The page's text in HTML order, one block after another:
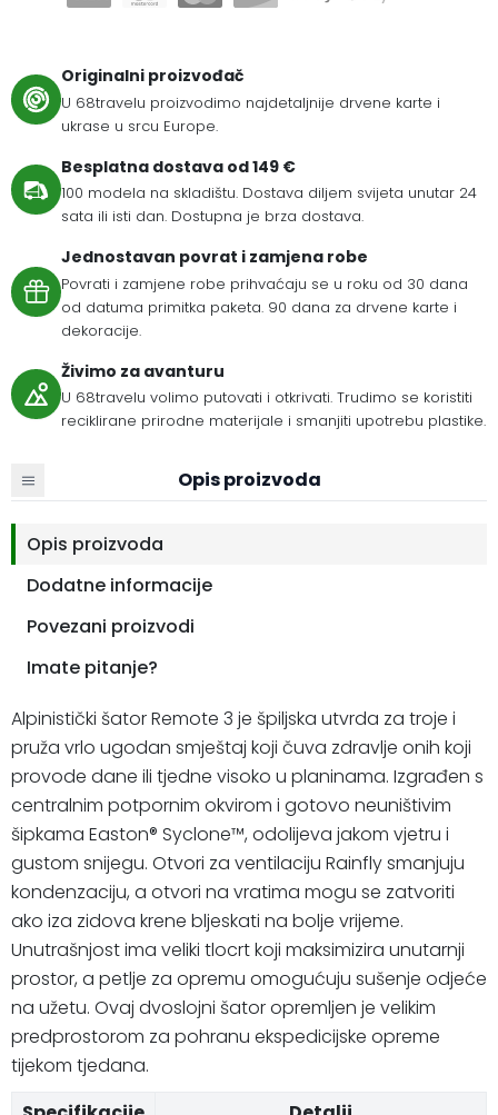
Originalni proizvođač
U 68travelu proizvodimo najdetaljnije drvene karte i
ukrase u srcu Europe.
Besplatna dostava od 149 €
100 modela na skladištu. Dostava diljem svijeta unutar 24
sata ili isti dan. Dostupna je brza dostava.
Jednostavan povrat i zamjena robe
Povrati i zamjene robe prihvaćaju se u roku od 30 dana
od datuma primitka paketa. 90 dana za drvene karte i
dekoracije.
Živimo za avanturu
U 68travelu volimo putovati i otkrivati. Trudimo se koristiti
reciklirane prirodne materijale i smanjiti upotrebu plastike.
Opis proizvoda
Opis proizvoda
Dodatne informacije
Povezani proizvodi
Imate pitanje?
Alpinistički šator Remote 3 je špiljska utvrda za troje i
pruža vrlo ugodan smještaj koji čuva zdravlje onih koji
provode dane ili tjedne visoko u planinama. Izgrađen s
centralnim potpornim okvirom i gotovo neuništivim
šipkama Easton® Syclone™, odolijeva jakom vjetru i
gustom snijegu. Otvori za ventilaciju Rainfly smanjuju
kondenzaciju, a otvori na vratima mogu se zatvoriti
ako iza zidova krene bljeskati na bolje vrijeme.
Unutrašnjost ima veliki tlocrt koji maksimizira unutarnji
prostor, a petlje za opremu omogućuju sušenje odjeće
na užetu. Ovaj dvoslojni šator opremljen je velikim
predprostorom za pohranu ekspedicijske opreme
tijekom tjedana.